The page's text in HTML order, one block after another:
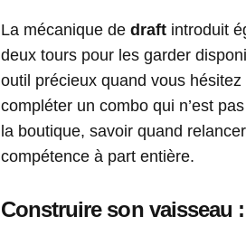
La mécanique de draft introduit
deux tours pour les garder
outil précieux quand vous
compléter un combo qui n’est
la boutique, savoir quand
compétence à part entière.
Construire son vaisseau